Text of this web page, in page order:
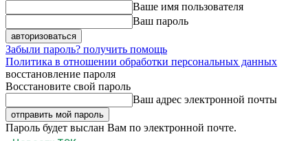
Ваше имя пользователя
Ваш пароль
Забыли пароль? получить помощь
Политика в отношении обработки персональных данных
восстановление пароля
Восстановите свой пароль
Ваш адрес электронной почты
Пароль будет выслан Вам по электронной почте.